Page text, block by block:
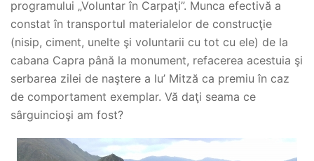
programului „Voluntar în Carpaţi”. Munca efectivă a
constat în transportul materialelor de construcţie
(nisip, ciment, unelte şi voluntarii cu tot cu ele) de la
cabana Capra până la monument, refacerea acestuia şi
serbarea zilei de naştere a lu’ Mitză ca premiu în caz
de comportament exemplar. Vă daţi seama ce
sârguincioşi am fost?